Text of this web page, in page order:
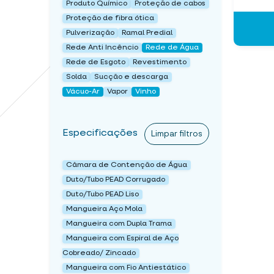
Produto Químico
Proteção de cabos
Proteção de fibra ótica
Pulverização
Ramal Predial
Rede Anti Incêncio
Rede de Água
Rede de Esgoto
Revestimento
Solda
Sucção e descarga
Vácuo-Ar
Vapor Vinho
Especificações Limpar filtros
Câmara de Contenção de Água
Duto/Tubo PEAD Corrugado
Duto/Tubo PEAD Liso
Mangueira Aço Mola
Mangueira com Dupla Trama
Mangueira com Espiral de Aço
Cobreado/ Zincado
Mangueira com Fio Antiestático